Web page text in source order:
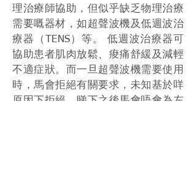
理治療師協助，但似乎缺乏物理治療
需要嘅器材，如超聲波機及低週波治
療器（TENS）等。 低週波治療器可
協助患者肌肉放鬆、痠痛舒緩及減輕
不適症狀。而一旦超聲波機需要使用
時，馬會拒絕有關要求，未知基於咩
原因下拒絕。睇下之後馬會唔會為左